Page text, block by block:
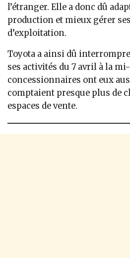
l’étranger. Elle a donc dû
production et mieux gérer
d’exploitation.
Toyota a ainsi dû
ses activités du 7 avril à la
concessionnaires ont eux
comptaient presque plus de
espaces de vente.